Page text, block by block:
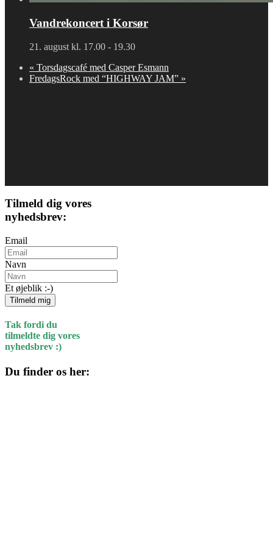
Vandrekoncert i Korsør
21. august kl. 17.00 - 19.30
« Torsdagscafé med Casper Esmann
FredagsRock med “HIGHWAY JAM” »
Tilmeld dig vores
nyhedsbrev:
Email
Navn
Et øjeblik :-)
Tilmeld mig
Tak fordi du
tilmeldte dig vores
nyhedsbrev :)
Du finder os her: